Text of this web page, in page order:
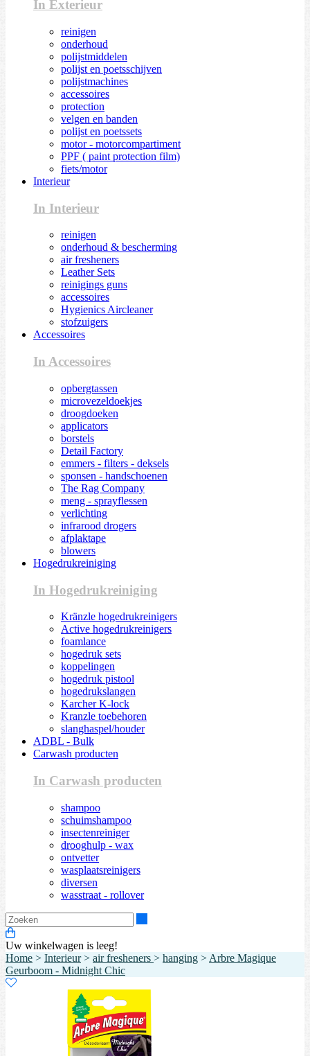
In Exterieur
reinigen
onderhoud
polijstmiddelen
polijst en poetsschijven
polijstmachines
accessoires
protection
velgen en banden
polijst en poetssets
motor - motorcompartiment
PPF ( paint protection film)
fiets/motor
Interieur
In Interieur
reinigen
onderhoud & bescherming
air fresheners
Leather Sets
reinigings guns
accessoires
Hygienics Aircleaner
stofzuigers
Accessoires
In Accessoires
opbergtassen
microvezeldoekjes
droogdoeken
applicators
borstels
Detail Factory
emmers - filters - deksels
sponsen - handschoenen
The Rag Company
meng - sprayflessen
verlichting
infrarood drogers
afplaktape
blowers
Hogedrukreiniging
In Hogedrukreiniging
Kränzle hogedrukreinigers
Active hogedrukreinigers
foamlance
hogedruk sets
koppelingen
hogedruk pistool
hogedrukslangen
Karcher K-lock
Kranzle toebehoren
slanghaspel/houder
ADBL - Bulk
Carwash producten
In Carwash producten
shampoo
schuimshampoo
insectenreiniger
drooghulp - wax
ontvetter
wasplaatsreinigers
diversen
wasstraat - rollover
Uw winkelwagen is leeg!
Home > Interieur> air fresheners > hanging > Arbre Magique
Geurboom - Midnight Chic